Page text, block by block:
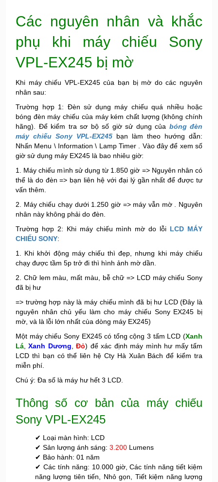
Các nguyên nhân và khắc
phụ khi máy chiếu Sony
VPL-EX245 bị mờ
Khi máy chiếu VPL-EX245 của bạn bị mờ do các nguyên
nhân sau:
Trường hợp 1: Đèn sử dụng máy chiếu quá nhiều hoặc
bóng đèn máy chiếu của máy kém chất lượng (không chính
hãng). Để kiểm tra sơ bộ số giờ sử dụng của bóng đèn
máy chiếu Sony VPL-EX245 bạn làm theo hướng dẫn:
Nhấn Menu \ Information \ Lamp Timer . Vào đây để xem số
giờ sử dụng máy EX245 là bao nhiêu giờ:
1. Máy chiếu mình sử dụng từ 1.850 giờ => Nguyên nhân có
thể là do đèn => bạn liên hệ với đại lý gần nhất để được tư
vấn thêm.
2. Máy chiếu chạy dưới 1.250 giờ => máy vẫn mờ . Nguyên
nhân này không phải do đèn.
Trường hợp 2: Khi máy chiếu mình mờ do lỗi LCD MÁY
CHIẾU SONY:
1. Khi khởi động máy chiếu thì đẹp, nhưng khi máy chiếu
chạy được tầm 5p trở đi thì hình ảnh mờ dần.
2. Chữ lem màu, mất màu, bễ chữ => LCD máy chiếu Sony
đã bị hư
=> trường hợp này là máy chiếu mình đã bị hư LCD (Đây là
nguyên nhân chủ yếu làm cho máy chiếu Sony EX245 bị
mờ, và là lỗi lớn nhất cùa dòng máy EX245)
Một máy chiếu Sony EX245 có tổng cộng 3 tấm LCD (Xanh
Lá ,Xanh Dương ,Đỏ) để xác định máy mình hư mấy tấm
LCD thì bạn có thể liên hệ Cty Hà Xuân Bách để kiểm tra
miễn phí.
Chú ý: Đa số là máy hư hết 3 LCD.
Thông số cơ bản của máy chiếu
Sony VPL-EX245
✔ Loại màn hình: LCD
✔ Sản lượng ánh sáng: 3.200 Lumens
✔ Bảo hành: 01 năm
✔ Các tính năng: 10.000 giờ, Các tính năng tiết kiệm
năng lượng tiên tiến, Nhỏ gọn, Tiết kiệm năng lượng